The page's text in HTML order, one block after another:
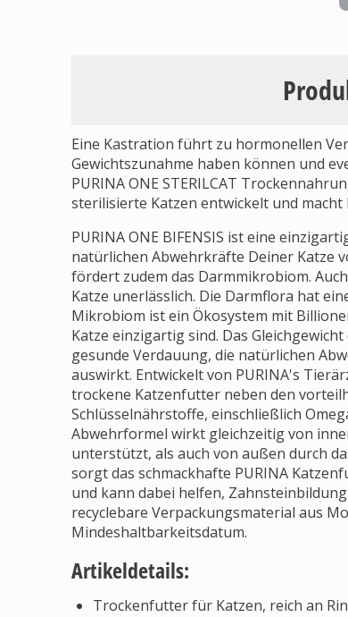
Eine Kastration führt zu hormonellen
Gewichtszunahme haben können und
PURINA ONE STERILCAT
sterilisierte Katzen entwickelt und
PURINA ONE BIFENSIS ist eine
natürlichen Abwehrkräfte Deiner Katze
fördert zudem das Darmmikrobiom.
Katze unerlässlich. Die Darmflora hat
Mikrobiom ist ein Ökosystem mit
Katze einzigartig sind. Das
gesunde Verdauung, die natürlichen
auswirkt. Entwickelt von PURINA's
trockene Katzenfutter neben den
Schlüsselnährstoffe, einschließlich
Abwehrformel wirkt gleichzeitig von
unterstützt, als auch von außen durch
sorgt das schmackhafte PURINA
und kann dabei helfen,
recyclebare Verpackungsmaterial aus
Mindeshaltbarkeitsdatum.
Artikeldetails:
Trockenfutter für Katzen, reich an